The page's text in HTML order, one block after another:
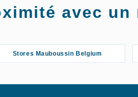
avec un
Stores Mauboussin Belgium